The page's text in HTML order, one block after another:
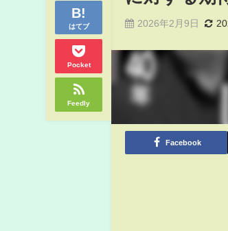
はてブ
Pocket
Feedly
2026年2月9日
Facebook